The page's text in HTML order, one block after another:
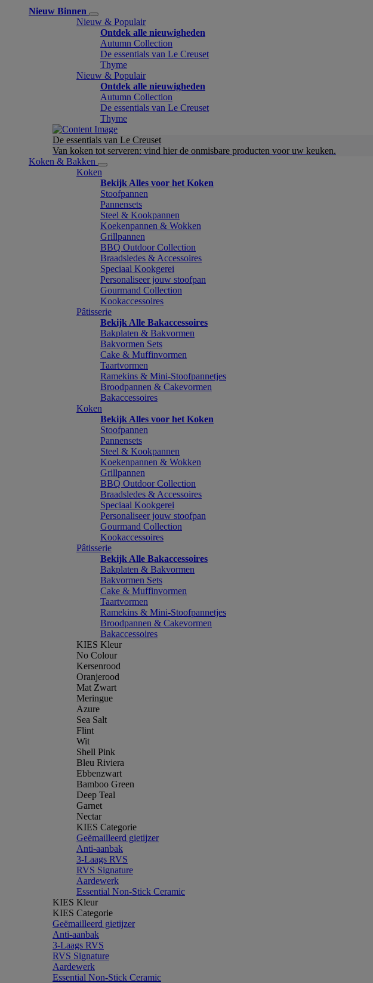
Nieuw Binnen
Nieuw & Populair
Ontdek alle nieuwigheden
Autumn Collection
De essentials van Le Creuset
Thyme
Nieuw & Populair
Ontdek alle nieuwigheden
Autumn Collection
De essentials van Le Creuset
Thyme
De essentials van Le Creuset
Van koken tot serveren: vind hier de onmisbare producten voor uw keuken.
Koken & Bakken
Koken
Bekijk Alles voor het Koken
Stoofpannen
Pannensets
Steel & Kookpannen
Koekenpannen & Wokken
Grillpannen
BBQ Outdoor Collection
Braadsledes & Accessoires
Speciaal Kookgerei
Personaliseer jouw stoofpan
Gourmand Collection
Kookaccessoires
Pâtisserie
Bekijk Alle Bakaccessoires
Bakplaten & Bakvormen
Bakvormen Sets
Cake & Muffinvormen
Taartvormen
Ramekins & Mini-Stoofpannetjes
Broodpannen & Cakevormen
Bakaccessoires
Koken
Bekijk Alles voor het Koken
Stoofpannen
Pannensets
Steel & Kookpannen
Koekenpannen & Wokken
Grillpannen
BBQ Outdoor Collection
Braadsledes & Accessoires
Speciaal Kookgerei
Personaliseer jouw stoofpan
Gourmand Collection
Kookaccessoires
Pâtisserie
Bekijk Alle Bakaccessoires
Bakplaten & Bakvormen
Bakvormen Sets
Cake & Muffinvormen
Taartvormen
Ramekins & Mini-Stoofpannetjes
Broodpannen & Cakevormen
Bakaccessoires
KIES Kleur
No Colour
Kersenrood
Oranjerood
Mat Zwart
Meringue
Azure
Sea Salt
Flint
Wit
Shell Pink
Bleu Riviera
Ebbenzwart
Bamboo Green
Deep Teal
Garnet
Nectar
KIES Categorie
Geëmailleerd gietijzer
Anti-aanbak
3-Laags RVS
RVS Signature
Aardewerk
Essential Non-Stick Ceramic
KIES Kleur
KIES Categorie
Geëmailleerd gietijzer
Anti-aanbak
3-Laags RVS
RVS Signature
Aardewerk
Essential Non-Stick Ceramic